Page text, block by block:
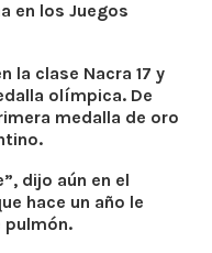
en los Juegos
la clase Nacra 17 y
olímpica. De
medalla de oro
dijo aún en el
hace un año le
pulmón.